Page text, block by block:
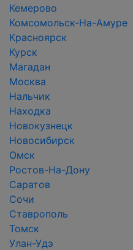
Кемерово
Комсомольск-На-Амуре
Красноярск
Курск
Магадан
Москва
Нальчик
Находка
Новокузнецк
Новосибирск
Омск
Ростов-На-Дону
Саратов
Сочи
Ставрополь
Томск
Улан-Удэ